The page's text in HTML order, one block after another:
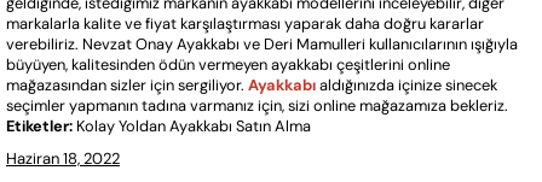
markalarla kalite ve fiyat karşılaştırması yaparak daha doğru kararlar
verebiliriz. Nevzat Onay Ayakkabı ve Deri Mamulleri kullanıcılarının ışığıyla
büyüyen, kalitesinden ödün vermeyen ayakkabı çeşitlerini online
mağazasından sizler için sergiliyor. Ayakkabıaldığınızda içinize sinecek
seçimler yapmanın tadına varmanız için, sizi online mağazamıza bekleriz.
Etiketler: Kolay Yoldan Ayakkabı Satın Alma
Haziran 18, 2022